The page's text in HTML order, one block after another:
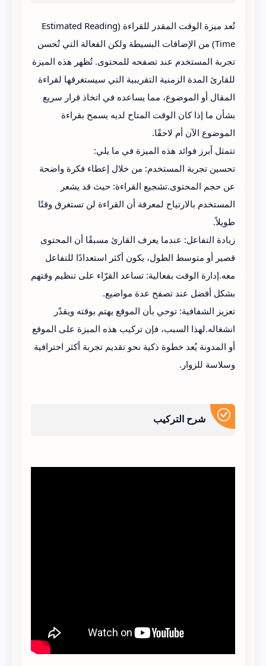
تُعد ميزة الوقت المقدر للقراءة (Estimated Reading
Time) من الإضافات البسيطة ولكن الفعالة التي تُحسن
تجربة المستخدم عند تصفحه للمحتوى. تُظهر هذه الميزة
للقارئ المدة الزمنية التقريبية التي سيستغرقها لقراءة
المقال أو الموضوع، مما يساعده في اتخاذ قرار سريع
بشأن ما إذا كان الوقت المتاح لديه يسمح بقراءة
الموضوع الآن أم لاحقًا.
تتمثل أبرز فوائد هذه الميزة في ما يلي:
تحسين تجربة المستخدم: من خلال إعطاء فكرة واضحة
عن حجم المحتوى.تشجيع القراءة: حيث قد يشعر
المستخدم بالارتياح لمعرفة أن القراءة لن تستغرق وقتًا
طويلاً.
زيادة التفاعل: عندما يعرف القارئ مسبقًا أن المحتوى
قصير أو متوسط الطول، يكون أكثر استعدادًا للتفاعل
معه.إدارة الوقت بفعالية: تساعد القرّاء على تنظيم وقتهم
بشكل أفضل عند تصفح عدة مواضيع.
تعزيز الشفافية: توحي بأن الموقع يهتم بوقته ويقدّر
انشغاله.لهذا السبب، فإن تركيب هذه الميزة على الموقع
أو المدونة يُعد خطوة ذكية نحو تقديم تجربة أكثر احترافية
وسلاسة للزوار.
شرح التركيب